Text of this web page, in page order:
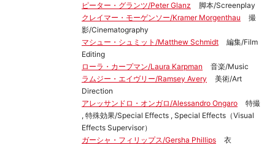
ピーター・グランツ/Peter Glanz
脚本/Screenplay
クレイマー・モーゲンソー/Kramer Morgenthau
撮
影/Cinematography
マシュー・シュミット/Matthew Schmidt
編集/Film
Editing
ローラ・カープマン/Laura Karpman
音楽/Music
ラムジー・エイヴリー/Ramsey Avery
美術/Art
Direction
アレッサンドロ・オンガロ/Alessandro Ongaro
特撮
, 特殊効果/Special Effects , Special Effects（Visual
Effects Supervisor）
ガーシャ・フィリップス/Gersha Phillips
衣